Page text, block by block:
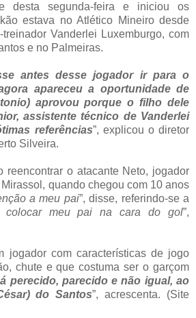
desta segunda-feira e iniciou os
estava no Atlético Mineiro desde
Vanderlei Luxemburgo, com
e no Palmeiras.
antes desse jogador ir para o
apareceu a oportunidade de
aprovou porque o filho dele
assistente técnico de Vanderlei
referências”, explicou o diretor
Silveira.
reencontrar o atacante Neto, jogador
quando chegou com 10 anos
a meu pai”, disse, referindo-se a
colocar meu pai na cara do gol”,
jogador com características de jogo
chute e que costuma ser o garçom
perecido, parecido e não igual, ao
do Santos”, acrescenta. (Site